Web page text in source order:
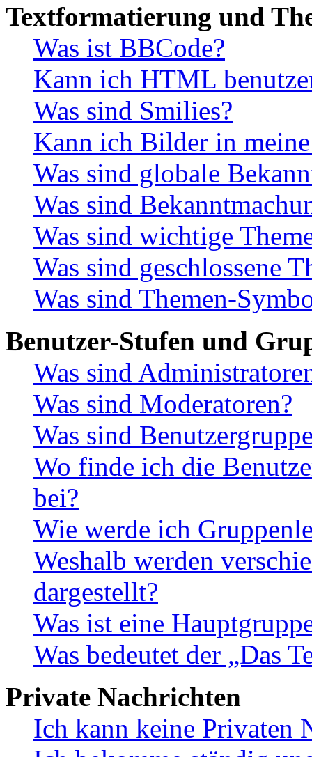
Textformatierung und
Was ist BBCode?
Kann ich HTML
Was sind Smilies?
Kann ich Bilder in
Was sind globale
Was sind
Was sind wichtige
Was sind geschlossene
Was sind Themen-
Benutzer-Stufen und
Was sind
Was sind Moderatoren?
Was sind
Wo finde ich die
bei?
Wie werde ich
Weshalb werden
dargestellt?
Was ist eine
Was bedeutet der „Das
Private Nachrichten
Ich kann keine Privaten